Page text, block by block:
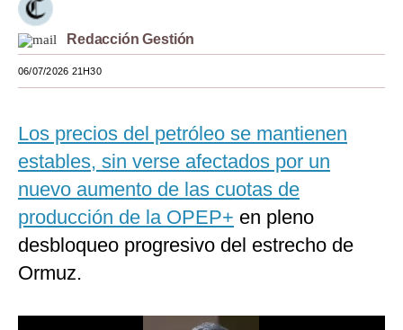
Estilos
México
España
Tecnología
Club del Suscriptor
Mix
Redacción Gestión
06/07/2026 21H30
Los precios del petróleo se mantienen
estables, sin verse afectados por un
nuevo aumento de las cuotas de
producción de la OPEP+ en pleno
desbloqueo progresivo del estrecho de
Ormuz.